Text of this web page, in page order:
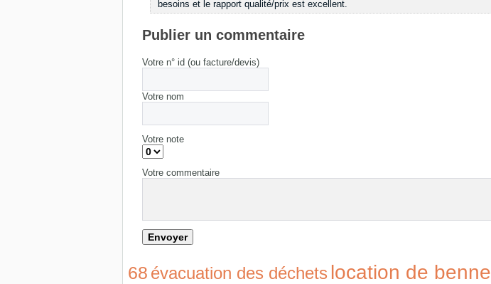
besoins et le rapport qualité/prix est excellent.
Publier un commentaire
Votre n° id (ou facture/devis)
Votre nom
Votre note
Votre commentaire
68 évacuation des déchets location de benne